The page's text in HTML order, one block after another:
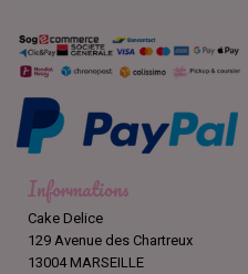
Informations
Cake Delice
129 Avenue des Chartreux
13004 MARSEILLE